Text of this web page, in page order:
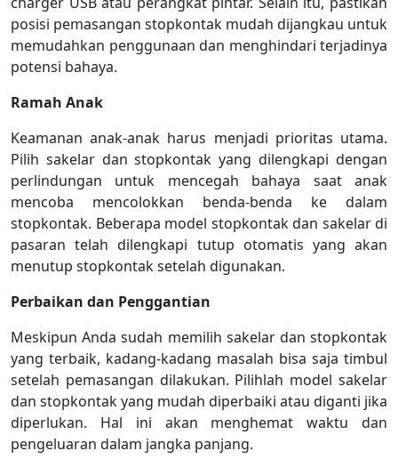
posisi pemasangan stopkontak mudah dijangkau untuk
memudahkan penggunaan dan menghindari terjadinya
potensi bahaya.
Ramah Anak
Keamanan anak-anak harus menjadi prioritas utama.
Pilih sakelar dan stopkontak yang dilengkapi dengan
perlindungan untuk mencegah bahaya saat anak
mencoba mencolokkan benda-benda ke dalam
stopkontak. Beberapa model stopkontak dan sakelar di
pasaran telah dilengkapi tutup otomatis yang akan
menutup stopkontak setelah digunakan.
Perbaikan dan Penggantian
Meskipun Anda sudah memilih sakelar dan stopkontak
yang terbaik, kadang-kadang masalah bisa saja timbul
setelah pemasangan dilakukan. Pilihlah model sakelar
dan stopkontak yang mudah diperbaiki atau diganti jika
diperlukan. Hal ini akan menghemat waktu dan
pengeluaran dalam jangka panjang.